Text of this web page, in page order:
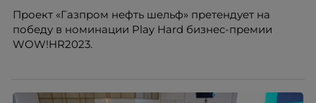
Проект «Газпром нефть шельф» претендует на
победу в номинации Play Hard бизнес-премии
WOW!HR2023.